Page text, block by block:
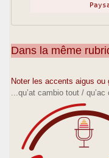
Dans la même
Noter les accents aigus ou
...qu’at cambio tout /